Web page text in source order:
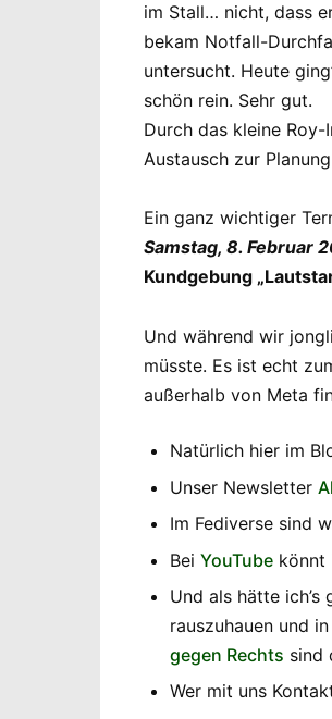
im Stall… nicht, dass
bekam Notfall-
untersucht. Heute
schön rein. Sehr gut.
Durch das kleine
Austausch zur
Ein ganz wichtiger
Samstag, 8. Februar
Kundgebung
Und während wir
müsste. Es ist echt
außerhalb von Meta
Natürlich hier im
Unser Newsletter
Im Fediverse sind
Bei YouTube könnt
Und als hätte
rauszuhauen und
gegen Rechts sind
Wer mit uns